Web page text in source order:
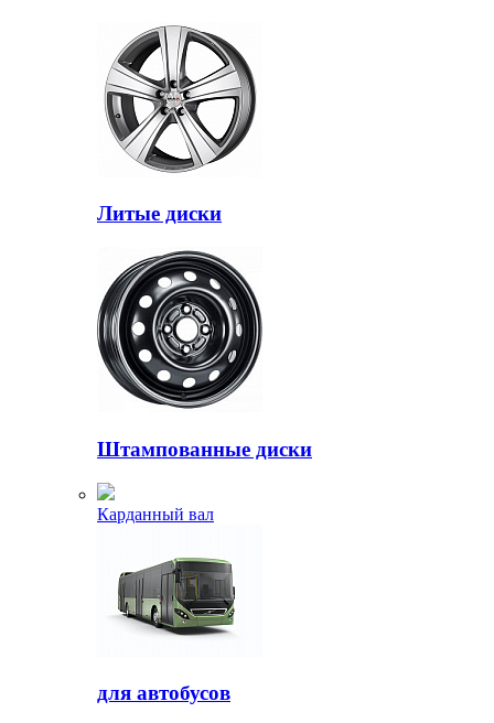
Литые диски
Штампованные диски
Карданный вал
для автобусов